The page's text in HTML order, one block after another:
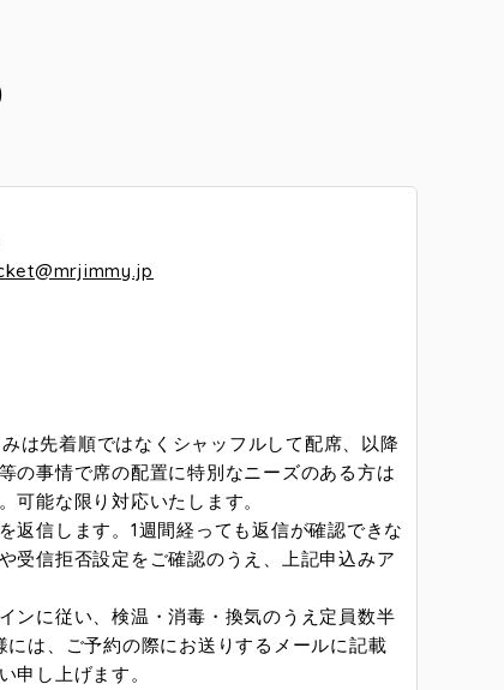
は先着順ではなくシャッフルして配席、以降
の事情で席の配置に特別なニーズのある方は
可能な限り対応いたします。
返信します。1週間経っても返信が確認できな
受信拒否設定をご確認のうえ、上記申込みア
ンに従い、検温・消毒・換気のうえ定員数半
は、ご予約の際にお送りするメールに記載
申し上げます。